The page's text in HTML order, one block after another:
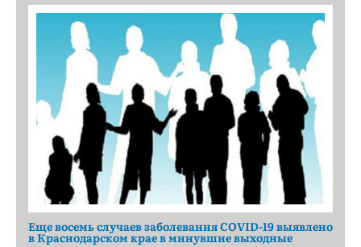
Еще восемь случаев заболевания COVID-19 выявлено
в Краснодарском крае в минувшие выходные